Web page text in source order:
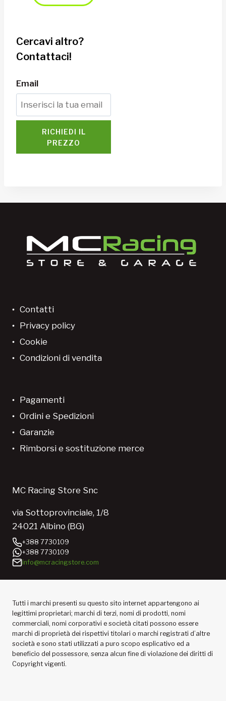
Cercavi altro?
Contattaci!
Email
RICHIEDI IL
PREZZO
Contatti
Privacy policy
Cookie
Condizioni di vendita
Pagamenti
Ordini e Spedizioni
Garanzie
Rimborsi e sostituzione merce
MC Racing Store Snc
via Sottoprovinciale, 1/8
24021 Albino (BG)
+388 7730109
+388 7730109
info@mcracingstore.com
Tutti i marchi presenti su questo sito internet appartengono ai
legittimi proprietari; marchi di terzi, nomi di prodotti, nomi
commerciali, nomi corporativi e società citati possono essere
marchi di proprietà dei rispettivi titolari o marchi registrati d’altre
società e sono stati utilizzati a puro scopo esplicativo ed a
beneficio del possessore, senza alcun fine di violazione dei diritti di
Copyright vigenti.